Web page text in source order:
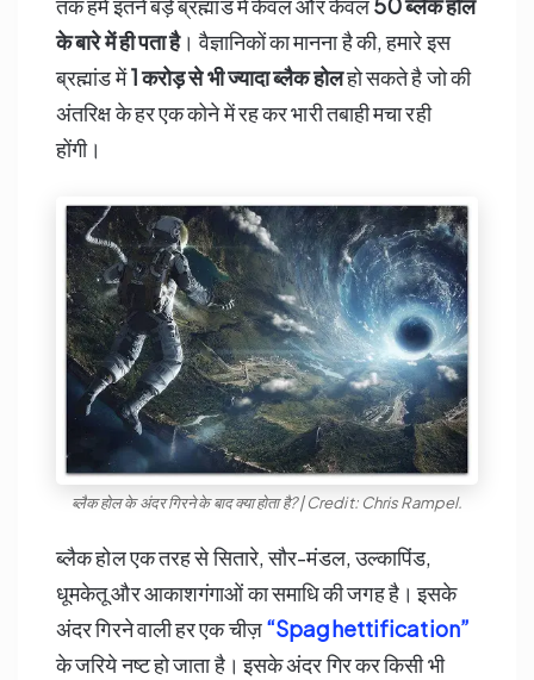
तक हमें इतने बड़े ब्रह्मांड में केवल और केवल50ब्लैक होल
के बारे में ही पता है। वैज्ञानिकों का मानना है की, हमारे इस
ब्रह्मांड में1करोड़ से भी ज्यादा ब्लैक होलहो सकते है जो की
अंतरिक्ष के हर एक कोने में रह कर भारी तबाही मचा रही
होंगी।
ब्लैक होल के अंदर गिरने के बाद क्या होता है? | Credit: Chris Rampel.
ब्लैक होल एक तरह से सितारे, सौर-मंडल, उल्कापिंड,
धूमकेतू और आकाशगंगाओं का समाधि की जगह है। इसके
अंदर गिरने वाली हर एक चीज़“Spaghettification”
के जरिये नष्ट हो जाता है। इसके अंदर गिर कर किसी भी